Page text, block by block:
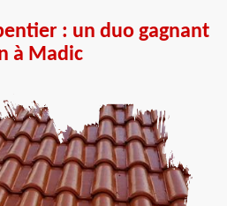
: un duo gagnant
à Madic